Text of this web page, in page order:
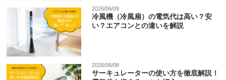
2026/06/09
冷風機（冷風扇）の電気代は高い？安
い？エアコンとの違いを解説
2026/06/08
サーキュレーターの使い方を徹底解説！